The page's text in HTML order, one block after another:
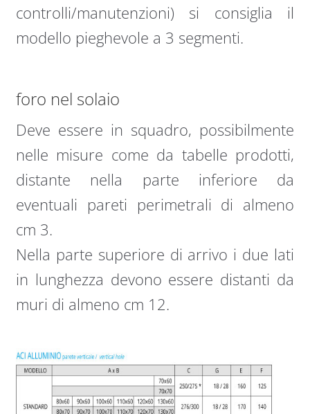
controlli/manutenzioni) si consiglia il
modello pieghevole a 3 segmenti.
foro nel solaio
Deve essere in squadro, possibilmente
nelle misure come da tabelle prodotti,
distante nella parte inferiore da
eventuali pareti perimetrali di almeno
cm 3.
Nella parte superiore di arrivo i due lati
in lunghezza devono essere distanti da
muri di almeno cm 12.